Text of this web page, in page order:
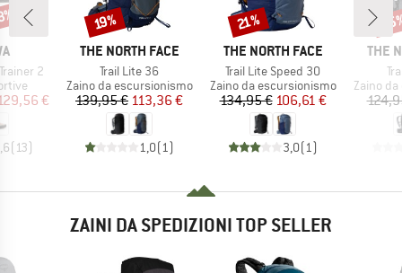
2
ridotto
€
(13)
MARCHIO
THE NORTH FACE
Articolo
Trail Lite 36
Gruppo di prodotti
Zaino da escursionismo
Prezzo
139,95 €Prezzo ridotto
113,36 €
1,0(1 )
Sconto
19%
MARCHIO
THE NORTH FACE
Articolo
Trail Lite Speed 30
Gruppo di prodotti
Zaino da escursionismo
Prezzo
134,95 €Prezzo ridotto
106,61 €
3,0(1 )
Sconto
21%
THE
Gruppo
Zaino
ZAINI DA SPEDIZIONI TOP SELLER